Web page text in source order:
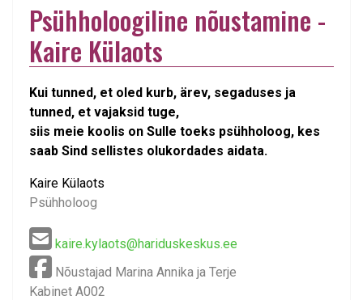
Psühholoogiline nõustamine -
Kaire Külaots
Kui tunned, et oled kurb, ärev, segaduses ja
tunned, et vajaksid tuge,
siis meie koolis on Sulle toeks psühholoog, kes
saab Sind sellistes olukordades aidata.
Kaire Külaots
Psühholoog
kaire.kylaots@hariduskeskus.ee
Nõustajad Marina Annika ja Terje
Kabinet A002